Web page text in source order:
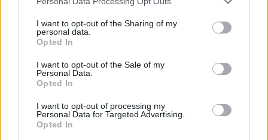
not limited to your visit or usage behaviour. You may click to
grant or deny consent to Google and its third-party tags to
use your data for below specified purposes in below Google
consent section.
I want to opt-out of the Sharing of my
personal data.
Opted In
I want to opt-out of the Sale of my
Personal Data.
Opted In
I want to opt-out of processing my
Personal Data for Targeted Advertising.
Opted In
A Krím fölött is aktiválták a légvédelmet, ami azt
jelzi: a háború egyre inkább kétirányúvá válik.
A konfliktus új szintre lépett
Moszkva szerint a támadások „válaszcsapások”
voltak, ám a nemzetközi közösség egyre nagyobb